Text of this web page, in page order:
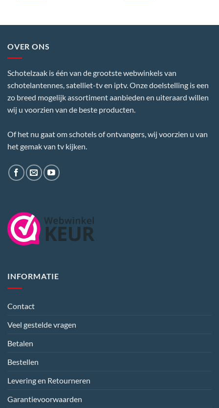
OVER ONS
Schotelzaak is één van de grootste webwinkels van
schotelantennes, satelliet-tv en iptv. Onze doelstelling is een
zo breed mogelijk assortiment aanbieden en uiteraard willen
wij u voorzien van de beste producten.
Of het nu gaat om schotels of ontvangers, wij voorzien u van
het gemak van tv kijken.
INFORMATIE
Contact
Veel gestelde vragen
Betalen
Bestellen
Levering en Retourneren
Garantievoorwaarden